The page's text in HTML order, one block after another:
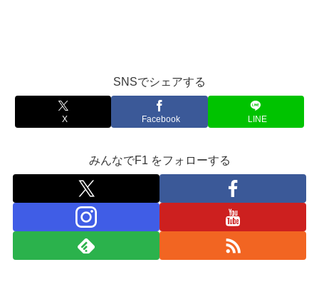
SNSでシェアする
X Facebook LINE
みんなでF1 をフォローする